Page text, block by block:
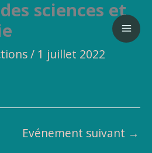
sciences et
/ 1 juillet 2022
Evénement suivant →